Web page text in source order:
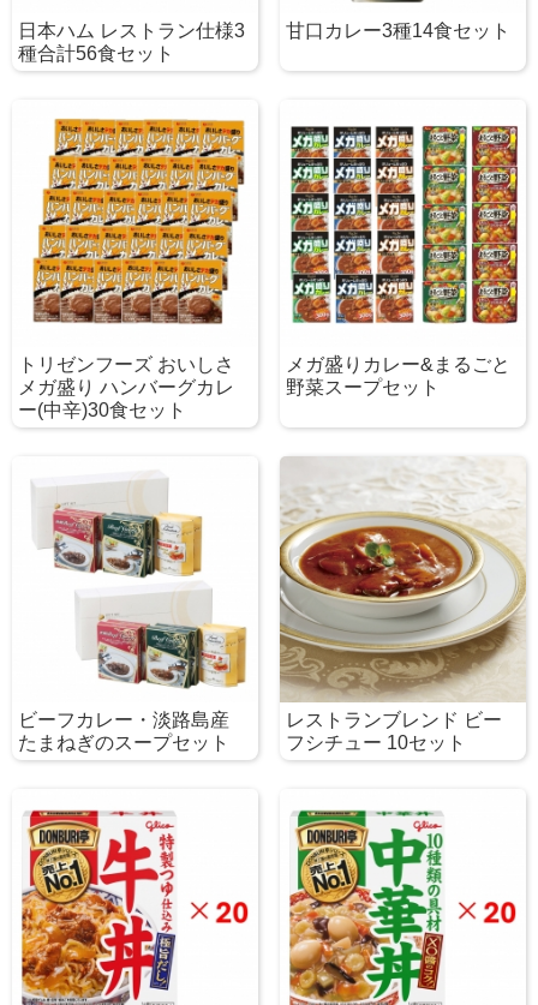
日本ハム レストラン仕様3
種合計56食セット
甘口カレー3種14食セット
トリゼンフーズ おいしさ
メガ盛り ハンバーグカレ
ー(中辛)30食セット
メガ盛りカレー&まるごと
野菜スープセット
ビーフカレー・淡路島産
たまねぎのスープセット
レストランブレンド ビー
フシチュー 10セット